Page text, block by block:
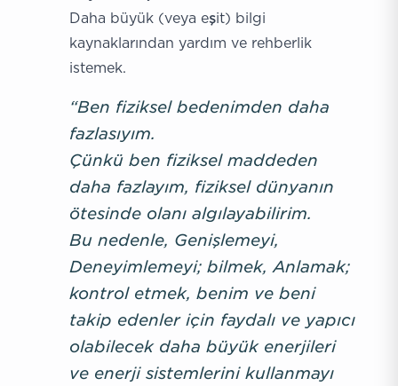
Daha büyük (veya eşit) bilgi
kaynaklarından yardım ve rehberlik
istemek.
“Ben fiziksel bedenimden daha
fazlasıyım.
Çünkü ben fiziksel maddeden
daha fazlayım, fiziksel dünyanın
ötesinde olanı algılayabilirim.
Bu nedenle, Genişlemeyi,
Deneyimlemeyi; bilmek, Anlamak;
kontrol etmek, benim ve beni
takip edenler için faydalı ve yapıcı
olabilecek daha büyük enerjileri
ve enerji sistemlerini kullanmayı